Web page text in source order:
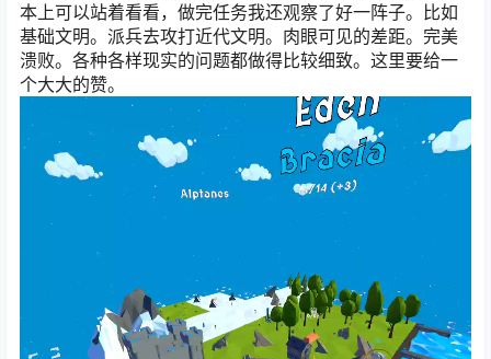
本上可以站着看看，做完任务我还观察了好一阵子。比如
基础文明。派兵去攻打近代文明。肉眼可见的差距。完美
溃败。各种各样现实的问题都做得比较细致。这里要给一
个大大的赞。